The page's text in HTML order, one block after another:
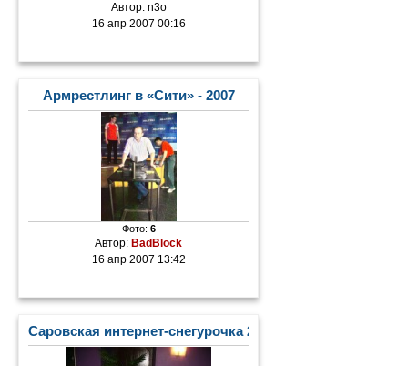
Автор: n3o
16 апр 2007 00:16
Армрестлинг в «Сити» - 2007
Фото: 6
Автор:BadBlock
16 апр 2007 13:42
Саровская интернет-снегурочка 2008